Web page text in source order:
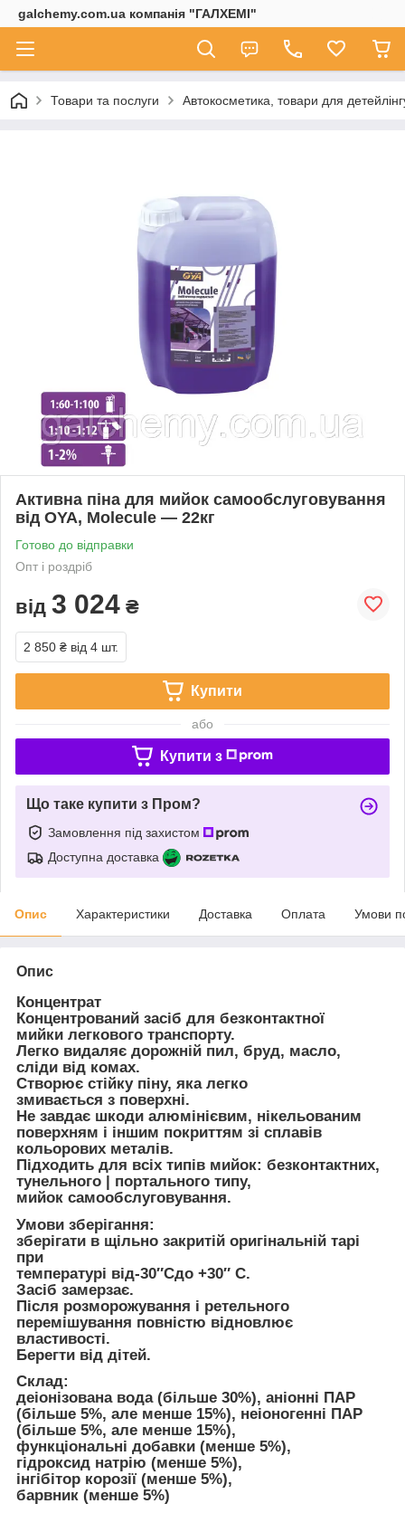
galchemy.com.ua компанія "ГАЛХЕМІ"
Товари та послуги Автокосметика, товари для
Активна піна для мийок самообслуговування
від OYA, Molecule — 22кг
Готово до відправки
Опт і роздріб
від 3 024 ₴
2 850 ₴ від 4 шт.
Купити
або
Купити з
Що таке купити з Пром?
Замовлення під захистом
Доступна доставка
Опис Характеристики Доставка Оплата Умови
Опис
Концентрат
Концентрований засіб для безконтактної
мийки легкового транспорту.
Легко видаляє дорожній пил, бруд, масло,
сліди від комах.
Створює стійку піну, яка легко
змивається з поверхні.
Не завдає шкоди алюмінієвим, нікельованим
поверхням і іншим покриттям зі сплавів
кольорових металів.
Підходить для всіх типів мийок: безконтактних,
тунельного | портального типу,
мийок самообслуговування.
Умови зберігання:
зберігати в щільно закритій оригінальній тарі
при
температурі від-30″Сдо +30″ С.
Засіб замерзає.
Після розморожування і ретельного
перемішування повністю відновлює
властивості.
Берегти від дітей.
Склад:
деіонізована вода (більше 30%), аніонні ПАР
(більше 5%, але менше 15%), неіоногенні ПАР
(більше 5%, але менше 15%),
функціональні добавки (менше 5%),
гідроксид натрію (менше 5%),
інгібітор корозії (менше 5%),
барвник (менше 5%)